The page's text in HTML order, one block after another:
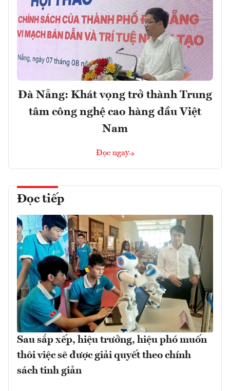
Đà Nẵng: Khát vọng trở thành Trung
tâm công nghệ cao hàng đầu Việt
Nam
Đọc ngay
Đọc tiếp
Sau sắp xếp, hiệu trưởng, hiệu phó muốn
thôi việc sẽ được giải quyết theo chính
sách tinh giản